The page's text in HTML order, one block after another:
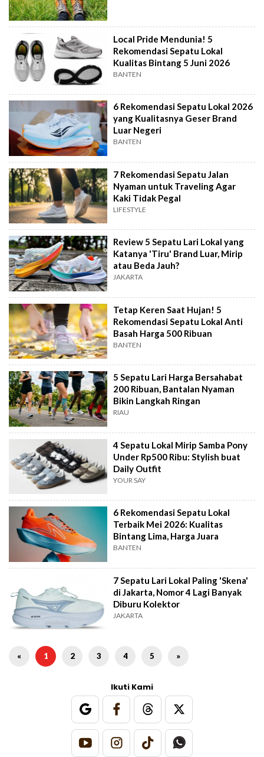
Local Pride Mendunia! 5
Rekomendasi Sepatu Lokal
Kualitas Bintang 5 Juni 2026
BANTEN
6 Rekomendasi Sepatu Lokal 2026
yang Kualitasnya Geser Brand
Luar Negeri
BANTEN
7 Rekomendasi Sepatu Jalan
Nyaman untuk Traveling Agar
Kaki Tidak Pegal
LIFESTYLE
Review 5 Sepatu Lari Lokal yang
Katanya 'Tiru' Brand Luar, Mirip
atau Beda Jauh?
JAKARTA
Tetap Keren Saat Hujan! 5
Rekomendasi Sepatu Lokal Anti
Basah Harga 500 Ribuan
BANTEN
5 Sepatu Lari Harga Bersahabat
200 Ribuan, Bantalan Nyaman
Bikin Langkah Ringan
RIAU
4 Sepatu Lokal Mirip Samba Pony
Under Rp500 Ribu: Stylish buat
Daily Outfit
YOUR SAY
6 Rekomendasi Sepatu Lokal
Terbaik Mei 2026: Kualitas
Bintang Lima, Harga Juara
BANTEN
7 Sepatu Lari Lokal Paling 'Skena'
di Jakarta, Nomor 4 Lagi Banyak
Diburu Kolektor
JAKARTA
« 1 2 3 4 5 »
Ikuti Kami